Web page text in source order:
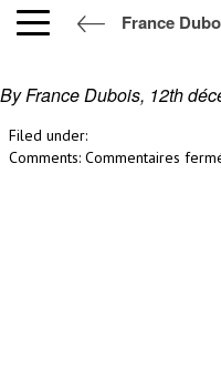
France
anatomia france
By France Dubois, 12th
Filed under:
Comments: Commentaires